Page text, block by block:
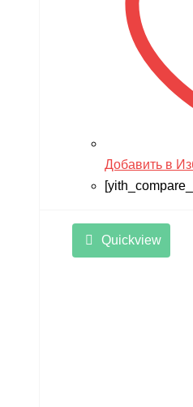
Добавить в
Quickview